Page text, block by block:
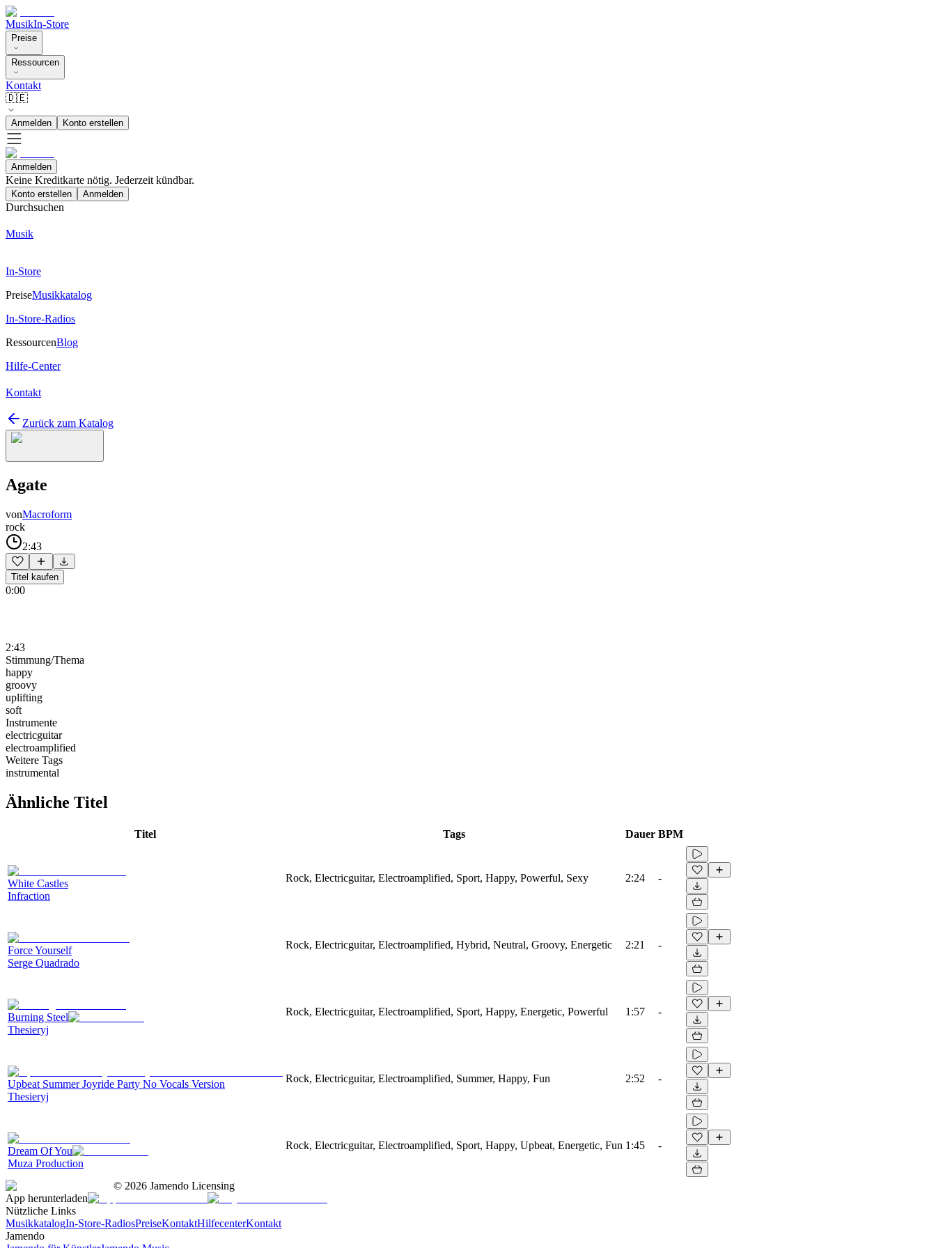
MusikIn-Store
Preise
Ressourcen
Kontakt
🇩🇪
Anmelden Konto erstellen
Anmelden
Keine Kreditkarte nötig. Jederzeit kündbar.
Konto erstellen Anmelden
Durchsuchen
Musik
In-Store
PreiseMusikkatalog
In-Store-Radios
RessourcenBlog
Hilfe-Center
Kontakt
Zurück zum Katalog
Agate
vonMacroform
rock
2:43
Titel kaufen
0:00
2:43
Stimmung/Thema
happy
groovy
uplifting
soft
Instrumente
electricguitar
electroamplified
Weitere Tags
instrumental
Ähnliche Titel
Titel Tags Dauer BPM
White Castles
Infraction
Rock, Electricguitar, Electroamplified, Sport, Happy, Powerful, Sexy 2:24 -
Force Yourself
Serge Quadrado
Rock, Electricguitar, Electroamplified, Hybrid, Neutral, Groovy, Energetic 2:21 -
Burning Steel
Thesieryj
Rock, Electricguitar, Electroamplified, Sport, Happy, Energetic, Powerful 1:57 -
Upbeat Summer Joyride Party No Vocals Version
Thesieryj
Rock, Electricguitar, Electroamplified, Summer, Happy, Fun 2:52 -
Dream Of You
Muza Production
Rock, Electricguitar, Electroamplified, Sport, Happy, Upbeat, Energetic, Fun 1:45 -
© 2026 Jamendo Licensing
App herunterladen
Nützliche Links
MusikkatalogIn-Store-RadiosPreiseKontaktHilfecenterKontakt
Jamendo